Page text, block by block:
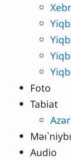
Foto
Tabiat
Məı`niybı
Audio